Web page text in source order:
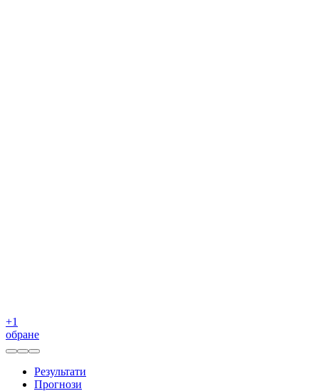
+1
обране
Результати
Прогнози